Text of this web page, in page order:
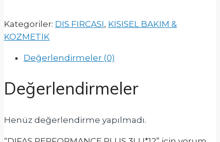
Kategoriler: DIS FIRCASI, KISISEL BAKIM &
KOZMETIK
Değerlendirmeler (0)
Değerlendirmeler
Henüz değerlendirme yapılmadı.